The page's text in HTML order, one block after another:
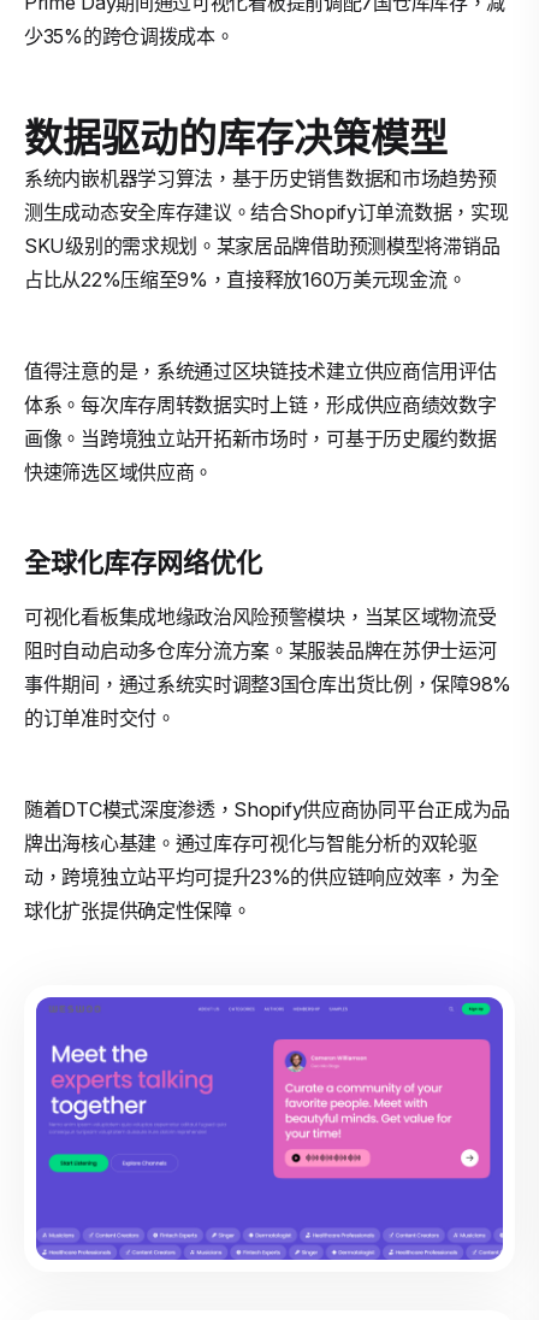
少35%的跨仓调拨成本。
数据驱动的库存决策模型
系统内嵌机器学习算法，基于历史销售数据和市场趋势预
测生成动态安全库存建议。结合Shopify订单流数据，实现
SKU级别的需求规划。某家居品牌借助预测模型将滞销品
占比从22%压缩至9%，直接释放160万美元现金流。
值得注意的是，系统通过区块链技术建立供应商信用评估
体系。每次库存周转数据实时上链，形成供应商绩效数字
画像。当跨境独立站开拓新市场时，可基于历史履约数据
快速筛选区域供应商。
全球化库存网络优化
可视化看板集成地缘政治风险预警模块，当某区域物流受
阻时自动启动多仓库分流方案。某服装品牌在苏伊士运河
事件期间，通过系统实时调整3国仓库出货比例，保障98%
的订单准时交付。
随着DTC模式深度渗透，Shopify供应商协同平台正成为品
牌出海核心基建。通过库存可视化与智能分析的双轮驱
动，跨境独立站平均可提升23%的供应链响应效率，为全
球化扩张提供确定性保障。